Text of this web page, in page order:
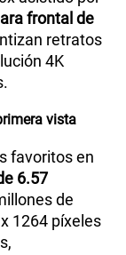
frontal de
retratos
4K
vista
favoritos en
6.57
de
1264 píxeles